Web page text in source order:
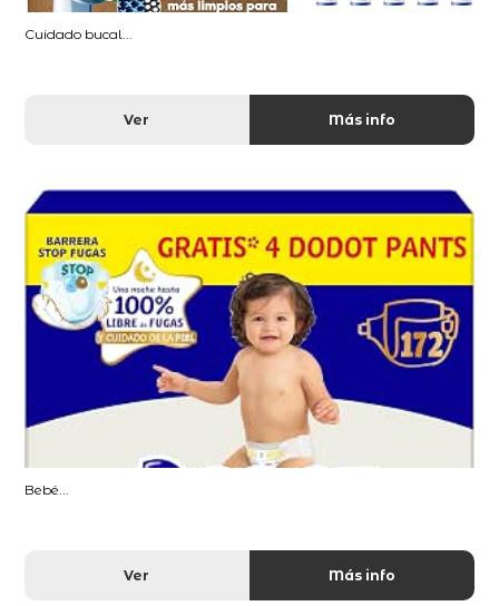
Cuidado bucal...
Ver Más info
Bebé...
Ver Más info